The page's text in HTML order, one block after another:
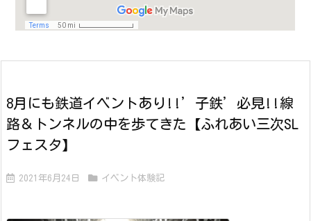
8月にも鉄道イベントあり!!’子鉄’必見!!線
路＆トンネルの中を歩てきた【ふれあい三次SL
フェスタ】
2021年6月24日 イベント体験記